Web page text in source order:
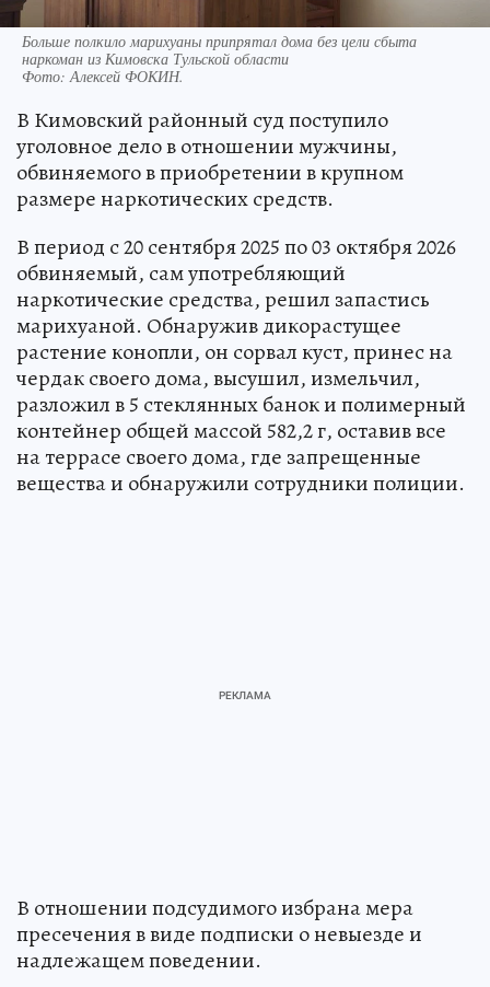
Больше полкило марихуаны припрятал дома без цели сбыта
наркоман из Кимовска Тульской области
Фото:Алексей ФОКИН.
В Кимовский районный суд поступило
уголовное дело в отношении мужчины,
обвиняемого в приобретении в крупном
размере наркотических средств.
В период с 20 сентября 2025 по 03 октября 2026
обвиняемый, сам употребляющий
наркотические средства, решил запастись
марихуаной. Обнаружив дикорастущее
растение конопли, он сорвал куст, принес на
чердак своего дома, высушил, измельчил,
разложил в 5 стеклянных банок и полимерный
контейнер общей массой 582,2 г, оставив все
на террасе своего дома, где запрещенные
вещества и обнаружили сотрудники полиции.
В отношении подсудимого избрана мера
пресечения в виде подписки о невыезде и
надлежащем поведении.